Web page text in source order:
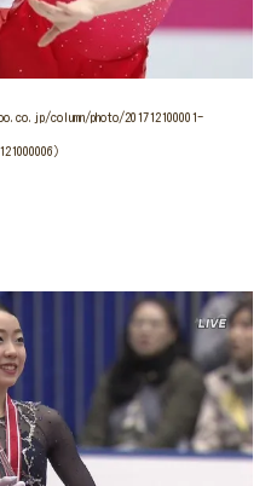
column/photo/201712100001-
）